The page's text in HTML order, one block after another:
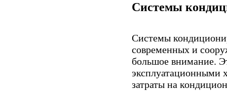
Системы
Системы
современных и
большое внимание.
эксплуатационными
затраты на